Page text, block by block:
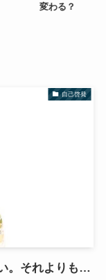
変わる？
自己啓発
。それよりも…